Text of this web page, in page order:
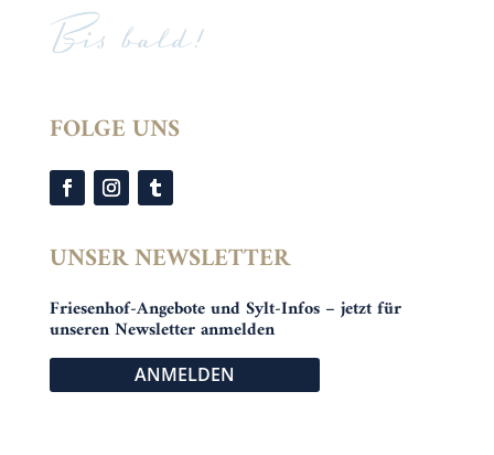
Bis bald!
FOLGE UNS
UNSER NEWSLETTER
Friesenhof-Angebote und Sylt-Infos – jetzt für
unseren Newsletter anmelden
ANMELDEN